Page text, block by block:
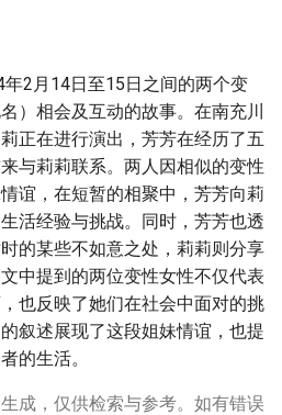
2月14日至15日之间的两个变
）相会及互动的故事。在南充川
正在进行演出，芳芳在经历了五
与莉莉联系。两人因相似的变性
谊，在短暂的相聚中，芳芳向莉
活经验与挑战。同时，芳芳也透
的某些不如意之处，莉莉则分享
中提到的两位变性女性不仅代表
也反映了她们在社会中面对的挑
叙述展现了这段姐妹情谊，也提
的生活。
成，仅供检索与参考。如有错误